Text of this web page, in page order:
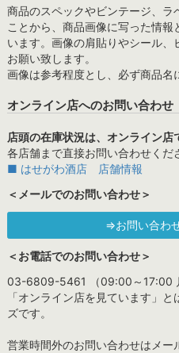
商品のスペックやビンテージ、ラ
ことから、商品画像に写った情
います。画像の肩貼りやシール、
お願い致します。
画像は参考程度とし、必ず商品名
オンライン店へのお問い合わせ
店頭の在庫状況は、オンライン店
各店舗まで直接お問い合わせくだ
■ はせがわ酒店 店舗情報
＜メールでのお問い合わせ＞
⇒お問い合わ
＜お電話でのお問い合わせ＞
03-6809-5461 （09:00～17:00
「オンライン店を見ています」
ズです。
営業時間外のお問い合わせはメー